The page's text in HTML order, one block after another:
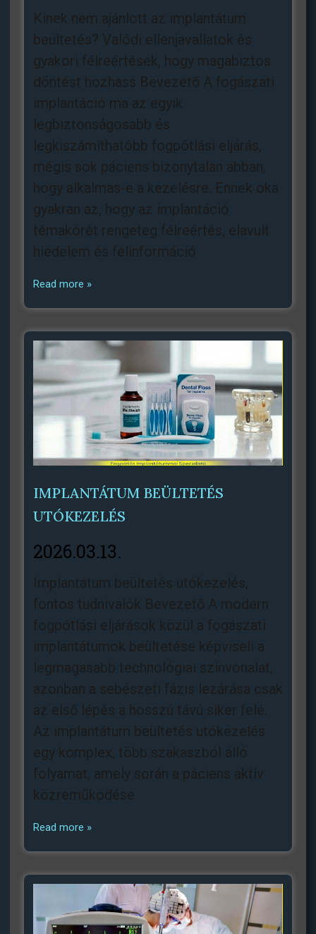
Kinek nem ajánlott az implantátum
beültetés? Valódi ellenjavallatok és
gyakori félreértések, hogy magabiztos
döntést hozhass Bevezető A fogászati
implantáció ma az egyik
legbiztonságosabb és
legkiszámíthatóbb fogpótlási eljárás,
mégis sok páciens bizonytalan abban,
hogy alkalmas-e a kezelésre. Ennek oka
gyakran az, hogy az implantáció
témakörét rengeteg félreértés, elavult
hiedelem és félinformáció
Read more »
IMPLANTÁTUM BEÜLTETÉS
UTÓKEZELÉS
2026.03.13.
Implantátum beültetés utókezelés,
fontos tudnivalók Bevezető A modern
fogpótlási eljárások közül a fogászati
implantátumok beültetése képviseli a
legmagasabb technológiai színvonalat,
azonban a sebészeti fázis lezárása csak
az első lépés a hosszú távú siker felé.
Az implantátum beültetés utókezelés
egy komplex, több szakaszból álló
folyamat, amely során a páciens aktív
közreműködése
Read more »